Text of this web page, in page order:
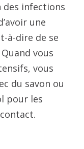
infections
une
à-dire de se
vous
vous
du savon ou
pour les